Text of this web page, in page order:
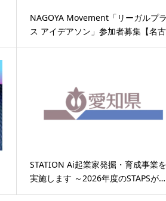
NAGOYA Movement「リーガルプ
ス アイデアソン」参加者募集【名
STATION Ai起業家発掘・育成事業
実施します ～2026年度のSTAPSが…